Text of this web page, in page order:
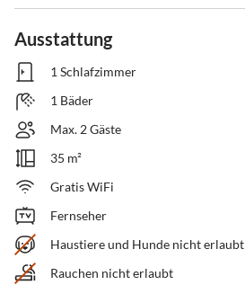
Ausstattung
1 Schlafzimmer
1 Bäder
Max. 2 Gäste
35 m²
Gratis WiFi
Fernseher
Haustiere und Hunde nicht erlaubt
Rauchen nicht erlaubt